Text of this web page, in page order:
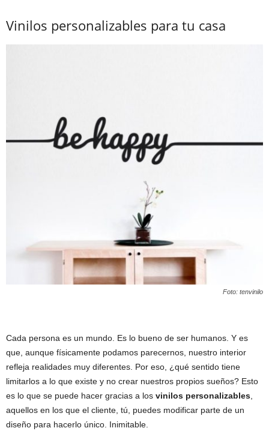
Vinilos personalizables para tu casa
Foto: tenvinilo
Cada persona es un mundo. Es lo bueno de ser humanos. Y es
que, aunque físicamente podamos parecernos, nuestro interior
refleja realidades muy diferentes. Por eso, ¿qué sentido tiene
limitarlos a lo que existe y no crear nuestros propios sueños? Esto
es lo que se puede hacer gracias a los vinilos personalizables
aquellos en los que el cliente, tú, puedes modificar parte de un
diseño para hacerlo único. Inimitable.